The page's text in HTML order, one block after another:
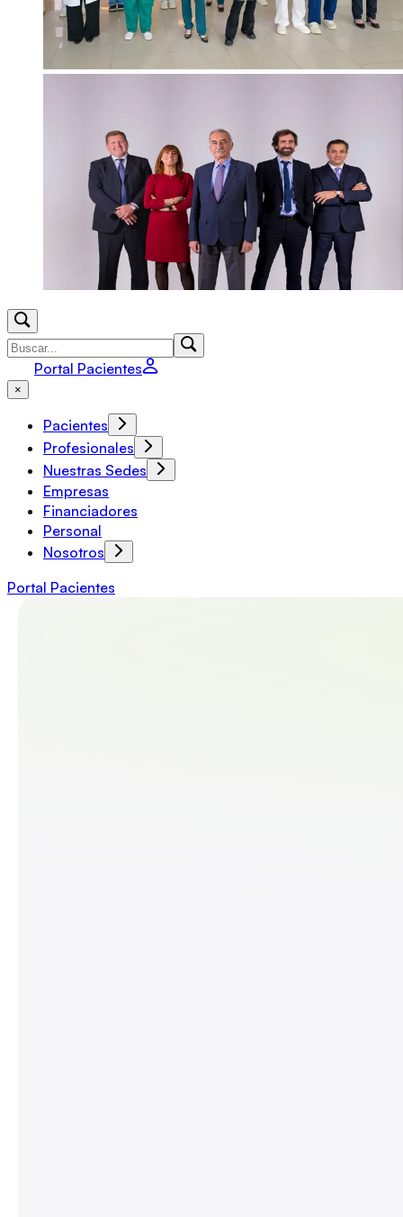
Portal Pacientes
×
Pacientes
Profesionales
Nuestras Sedes
Empresas
Financiadores
Personal
Nosotros
Portal Pacientes